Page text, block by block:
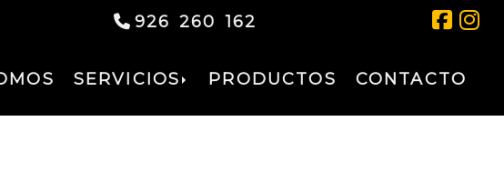
926 260 162
SERVICIOS PRODUCTOS CONTACTO